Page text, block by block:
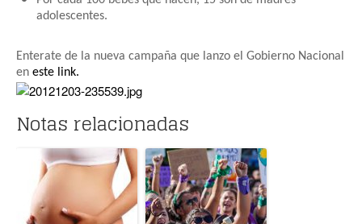
adolescentes.
Enterate de la nueva campaña que lanzo el Gobierno Nacional
en este link.
Notas relacionadas